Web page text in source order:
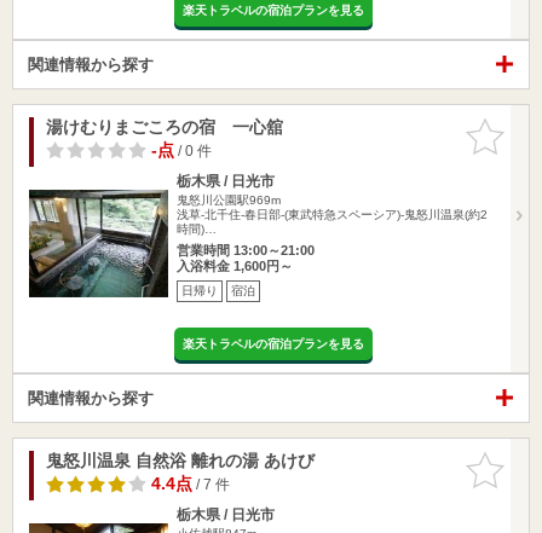
楽天トラベルの宿泊プランを見る
関連情報から探す
お気に入
りに追加
湯けむりまごころの宿 一心舘
-点/ 0 件
栃木県 / 日光市
鬼怒川公園駅969m
浅草-北千住-春日部-(東武特急スペーシア)-鬼怒川温泉(約2
時間)…
営業時間 13:00～21:00
入浴料金 1,600円～
日帰り 宿泊
楽天トラベルの宿泊プランを見る
関連情報から探す
お気に入
りに追加
鬼怒川温泉 自然浴 離れの湯 あけび
4.4点/ 7 件
栃木県 / 日光市